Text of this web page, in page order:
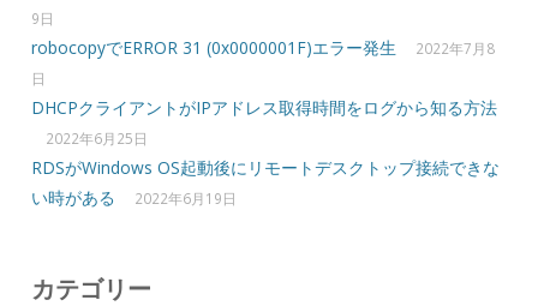
9日
robocopyでERROR 31 (0x0000001F)エラー発生
2022年7月8
日
DHCPクライアントがIPアドレス取得時間をログから知る方法
2022年6月25日
RDSがWindows OS起動後にリモートデスクトップ接続できな
い時がある
2022年6月19日
カテゴリー